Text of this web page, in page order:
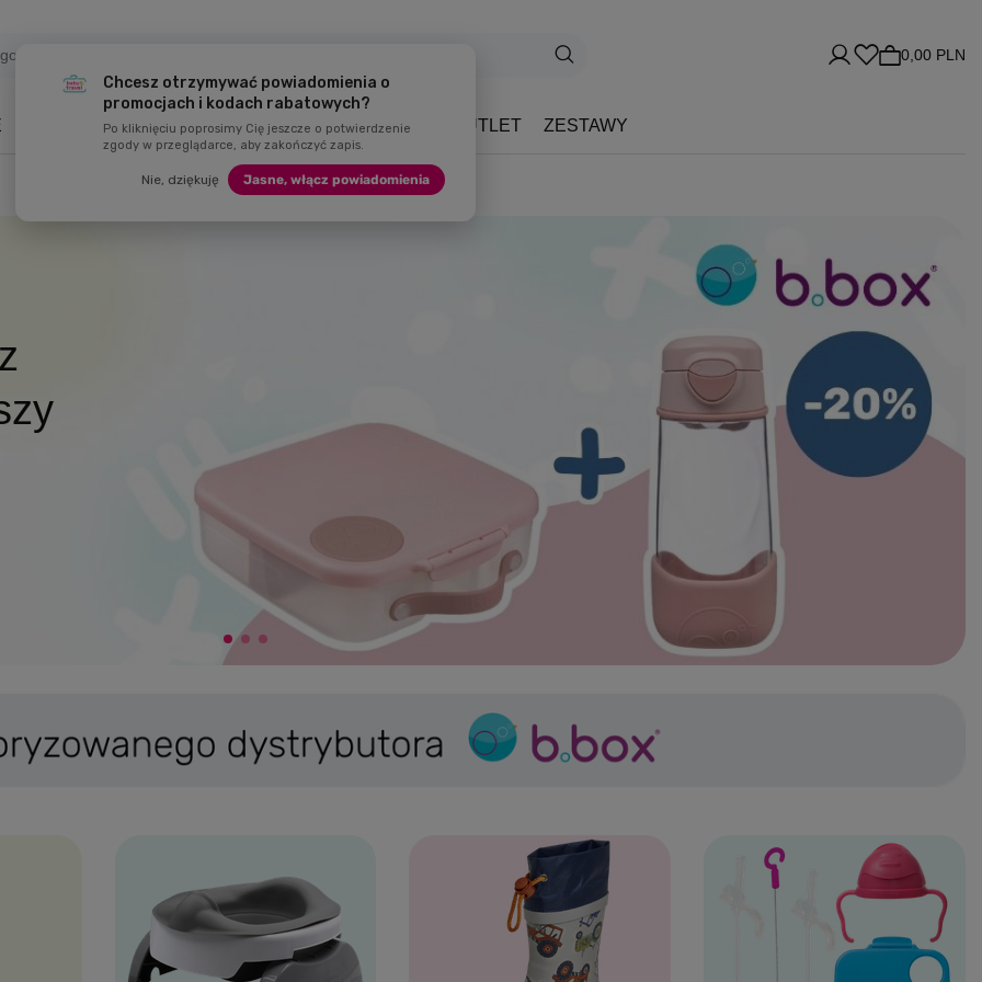
NAWODNIENIE DZIECKO ZABAWKI MARKI OUTLET ZESTAWY
0,00 PLN
Chcesz otrzymywać powiadomienia o
promocjach i kodach rabatowych?
Po kliknięciu poprosimy Cię jeszcze o potwierdzenie
zgody w przeglądarce, aby zakończyć zapis.
Nie, dziękuję Jasne, włącz powiadomienia